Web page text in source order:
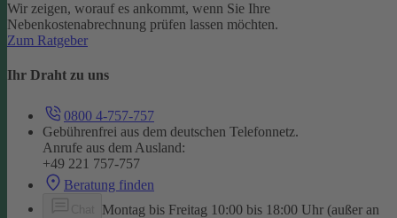
Wir zeigen, worauf es ankommt, wenn Sie Ihre
Nebenkostenabrechnung prüfen lassen möchten.
Zum Ratgeber
Ihr Draht zu uns
0800 4-757-757
Gebührenfrei aus dem deutschen Telefonnetz.
Anrufe aus dem Ausland:
+49 221 757-757
Beratung finden
Montag bis Freitag 10:00 bis 18:00 Uhr (außer an